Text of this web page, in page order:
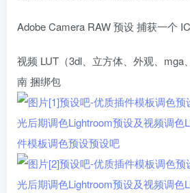
Adobe Camera RAW 预设 捕获一个
视频 LUT（3dl、立方体、外观、mga
南 捆绑包